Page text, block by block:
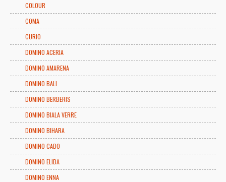
COLOUR
COMA
CURIO
DOMINO ACERIA
DOMINO AMARENA
DOMINO BALI
DOMINO BERBERIS
DOMINO BIALA VERRE
DOMINO BIHARA
DOMINO CADO
DOMINO ELIDA
DOMINO ENNA